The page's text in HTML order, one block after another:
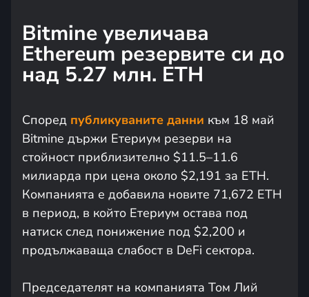
Bitmine увеличава
Ethereum резервите си до
над 5.27 млн. ETH
Според публикуваните данни към 18 май
Bitmine държи Етериум резерви на
стойност приблизително $11.5–11.6
милиарда при цена около $2,191 за ETH.
Компанията е добавила новите 71,672 ETH
в период, в който Етериум остава под
натиск след понижение под $2,200 и
продължаваща слабост в DeFi сектора.
Председателят на компанията Том Лий